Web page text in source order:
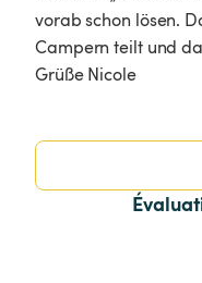
vorab schon lösen.
Campern teilt und
Grüße Nicole